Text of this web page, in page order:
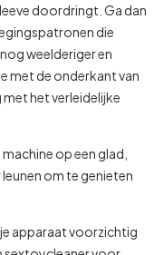
doordringt. Ga dan
die
weelderiger en
met de onderkant van
het verleidelijke
op een glad,
om te genieten
je apparaat voorzichtig